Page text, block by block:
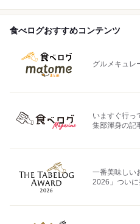
食べログおすすめコンテンツ
グルメキュレ
いますぐ行っ
集部渾身の記
一番美味しい
2026」ついに